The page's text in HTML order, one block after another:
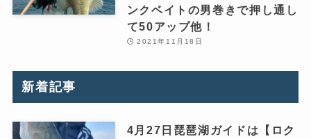
ンクベイトの男巻きで押し通し
て50アップ他！
2021年11月18日
新着記事
4月27日琵琶湖ガイドは【ロク